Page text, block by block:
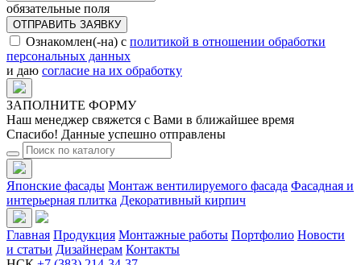
обязательные поля
ОТПРАВИТЬ ЗАЯВКУ
Ознакомлен(-на) с политикой в отношении обработки
персональных данных
и даю согласие на их обработку
ЗАПОЛНИТЕ ФОРМУ
Наш менеджер свяжется с Вами в ближайшее время
Спасибо! Данные успешно отправлены
Японские фасады Монтаж вентилируемого фасада Фасадная и
интерьерная плитка Декоративный кирпич
Главная Продукция Монтажные работы Портфолио Новости
и статьи Дизайнерам Контакты